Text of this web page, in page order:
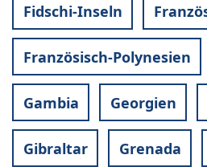
Fidschi-Inseln
Französisch-Polynesien
Gambia Georgien
Gibraltar Grenada